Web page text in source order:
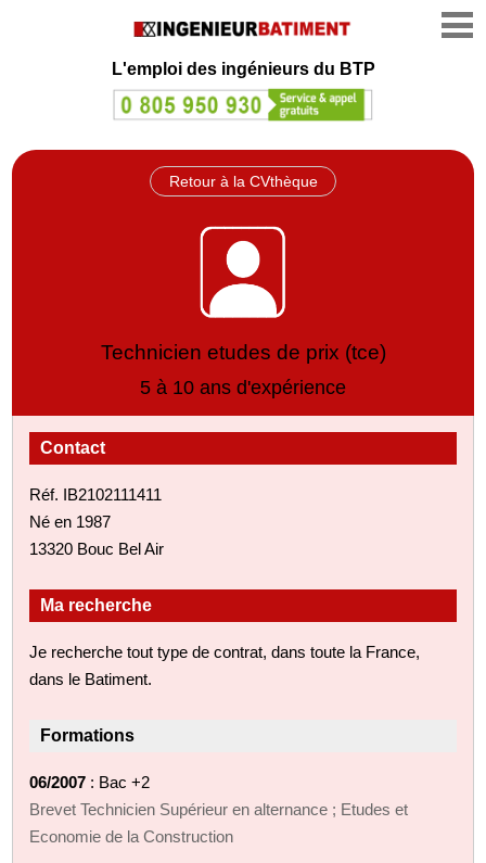
L'emploi des ingénieurs du BTP
Retour à la CVthèque
Technicien etudes de prix (tce)
5 à 10 ans d'expérience
Contact
Réf. IB2102111411
Né en 1987
13320 Bouc Bel Air
Ma recherche
Je recherche tout type de contrat, dans toute la France,
dans le Batiment.
Formations
06/2007 : Bac +2
Brevet Technicien Supérieur en alternance ; Etudes et
Economie de la Construction